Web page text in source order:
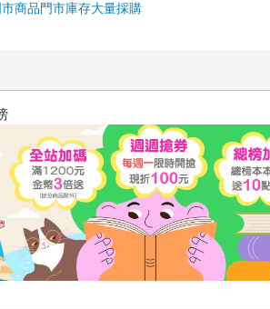
商品門市庫存大量採購